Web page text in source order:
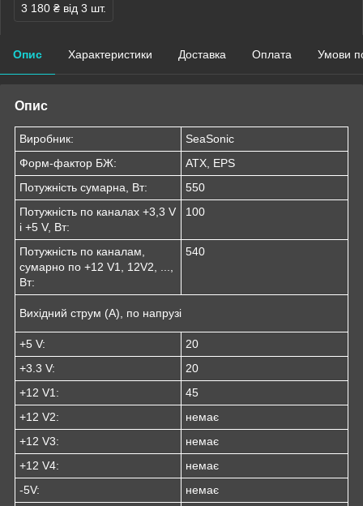
3 180 ₴ від 3 шт.
Опис Характеристики Доставка Оплата Умови
Опис
Виробник:
SeaSonic
Форм-фактор БЖ:
ATX, EPS
Потужність сумарна, Вт:
550
Потужність по каналах +3,3 V
і +5 V, Вт:
100
Потужність по каналам,
сумарно по +12 V1, 12V2, ...,
Вт:
540
Вихідний струм (А), по напрузі
+5 V:
20
+3.3 V:
20
+12 V1:
45
+12 V2:
немає
+12 V3:
немає
+12 V4:
немає
-5V:
немає